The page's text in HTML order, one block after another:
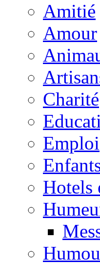
Amitié
Amour
Charité
Emploi
Hotels